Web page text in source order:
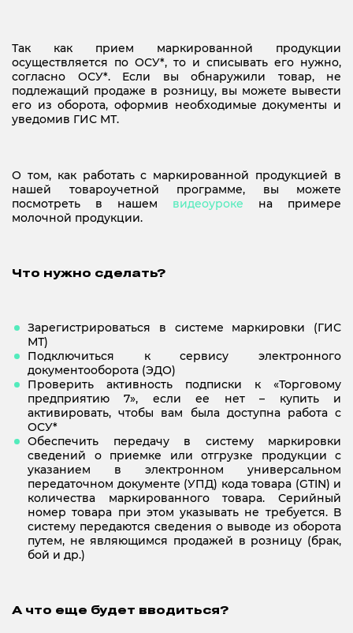
Так как прием маркированной продукции
осуществляется по ОСУ*, то и списывать его нужно,
согласно ОСУ*. Если вы обнаружили товар, не
подлежащий продаже в розницу, вы можете вывести
его из оборота, оформив необходимые документы и
уведомив ГИС МТ.
О том, как работать с маркированной продукцией в
нашей товароучетной программе, вы можете
посмотреть в нашем видеоуроке на примере
молочной продукции.
Что нужно сделать?
Зарегистрироваться в системе маркировки (ГИС
МТ)
Подключиться к сервису электронного
документооборота (ЭДО)
Проверить активность подписки к «Торговому
предприятию 7», если ее нет – купить и
активировать, чтобы вам была доступна работа с
ОСУ*
Обеспечить передачу в систему маркировки
сведений о приемке или отгрузке продукции с
указанием в электронном универсальном
передаточном документе (УПД) кода товара (GTIN) и
количества маркированного товара. Серийный
номер товара при этом указывать не требуется. В
систему передаются сведения о выводе из оборота
путем, не являющимся продажей в розницу (брак,
бой и др.)
А что еще будет вводиться?